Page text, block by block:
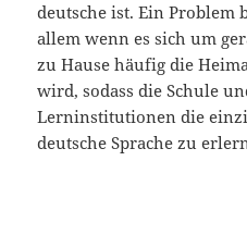
deutsche ist. Ein Problem
allem wenn es sich um
zu Hause häufig die
wird, sodass die Schule
Lerninstitutionen die
deutsche Sprache zu